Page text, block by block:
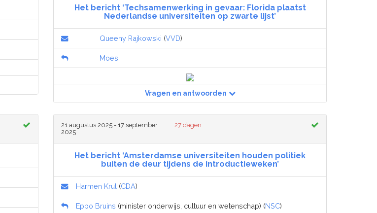
Het bericht ‘Techsamenwerking in gevaar: Florida plaatst
Nederlandse universiteiten op zwarte lijst’
Queeny Rajkowski (VVD)
Moes
Vragen en antwoorden
21 augustus 2025 - 17 september
2025
27 dagen
Het bericht ‘Amsterdamse universiteiten houden politiek
buiten de deur tijdens de introductieweken’
Harmen Krul (CDA)
Eppo Bruins (minister onderwijs, cultuur en wetenschap) (NSC)